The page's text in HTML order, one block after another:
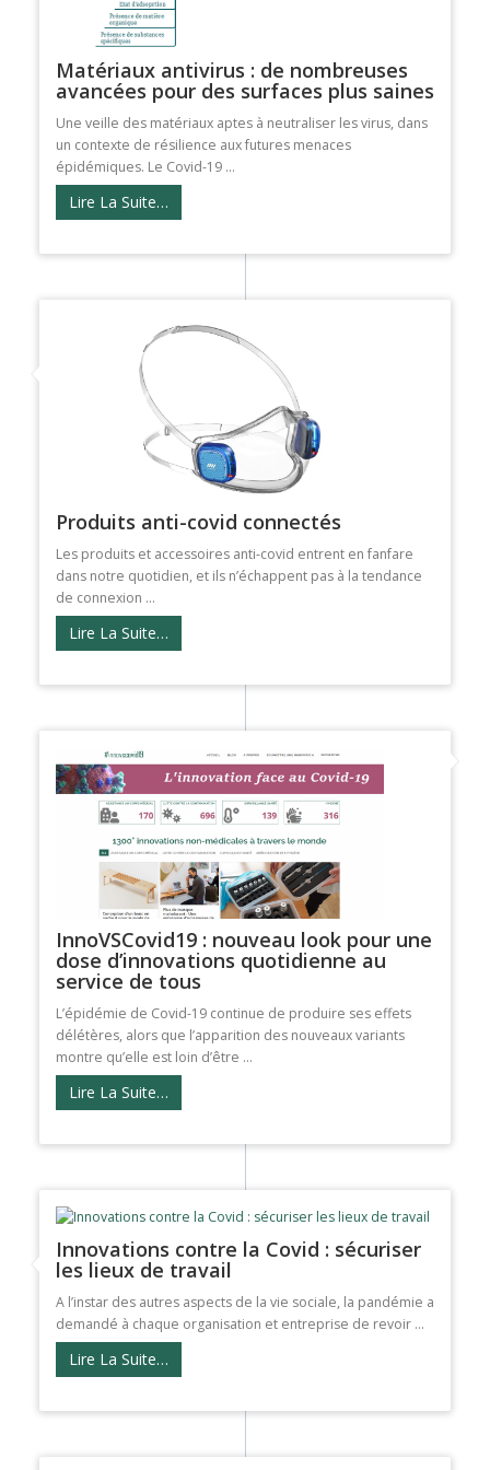
Matériaux antivirus : de nombreuses
avancées pour des surfaces plus saines
Une veille des matériaux aptes à neutraliser les virus, dans
un contexte de résilience aux futures menaces
épidémiques. Le Covid-19 ...
Lire La Suite…
Produits anti-covid connectés
Les produits et accessoires anti-covid entrent en fanfare
dans notre quotidien, et ils n’échappent pas à la tendance
de connexion ...
Lire La Suite…
InnoVSCovid19 : nouveau look pour une
dose d’innovations quotidienne au
service de tous
L’épidémie de Covid-19 continue de produire ses effets
délétères, alors que l’apparition des nouveaux variants
montre qu’elle est loin d’être ...
Lire La Suite…
Innovations contre la Covid : sécuriser
les lieux de travail
A l’instar des autres aspects de la vie sociale, la pandémie a
demandé à chaque organisation et entreprise de revoir ...
Lire La Suite…